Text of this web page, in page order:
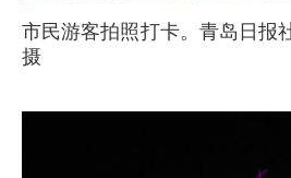
市民游客拍照打卡。青岛日报
摄